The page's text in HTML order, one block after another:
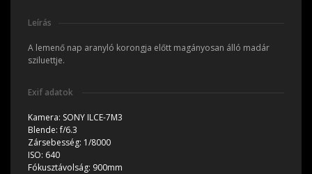
Leírás
A lemenő nap aranyló korongja előtt magányosan álló madár
sziluettje.
Exif adatok
Kamera: SONY ILCE-7M3
Blende:f/6.3
Zársebesség: 1/8000
ISO: 640
Fókusztávolság: 900mm